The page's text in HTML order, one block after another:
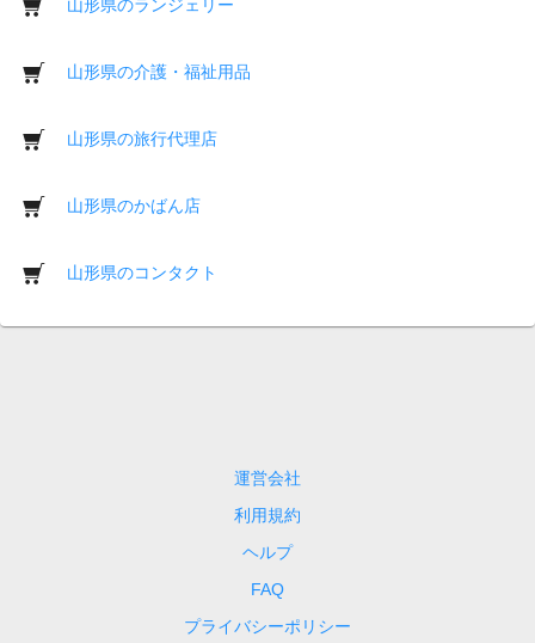
山形県のランジェリー
山形県の介護・福祉用品
山形県の旅行代理店
山形県のかばん店
山形県のコンタクト
運営会社
利用規約
ヘルプ
FAQ
プライバシーポリシー